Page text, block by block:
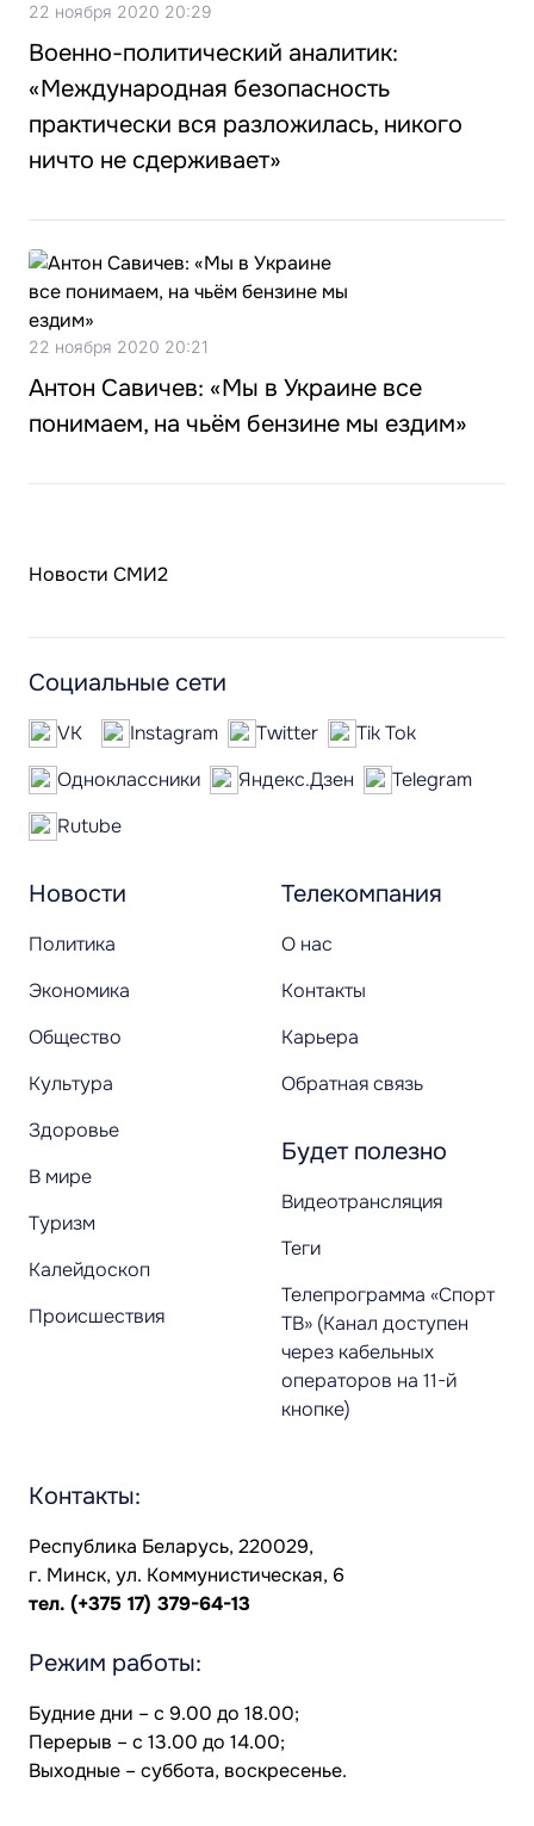
22 ноября 2020 20:29
Военно-политический аналитик:
«Международная безопасность
практически вся разложилась, никого
ничто не сдерживает»
22 ноября 2020 20:21
Антон Савичев: «Мы в Украине все
понимаем, на чьём бензине мы ездим»
Новости СМИ2
Новости
Политика
Экономика
Общество
Культура
Здоровье
В мире
Туризм
Калейдоскоп
Происшествия
Телекомпания
О нас
Контакты
Карьера
Обратная связь
Будет полезно
Видеотрансляция
Теги
Телепрограмма «Спорт
ТВ» (Канал доступен
через кабельных
операторов на 11-й
кнопке)
Социальные сети
VK Instagram Twitter
Tik Tok
Одноклассники
Яндекс.Дзен
Telegram
Rutube
Контакты:
Республика Беларусь, 220029,
г. Минск, ул. Коммунистическая, 6
тел. (+375 17) 379-64-13
Режим работы:
Будние дни – с 9.00 до 18.00;
Перерыв – с 13.00 до 14.00;
Выходные – суббота, воскресенье.